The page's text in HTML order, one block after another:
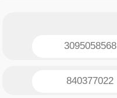
3095058568
840377022